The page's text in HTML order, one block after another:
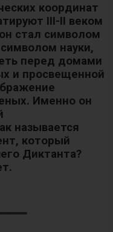
координат
III-II веком
стал символом
науки,
перед домами
и просвещенной
Именно он
называется
который
Диктанта?